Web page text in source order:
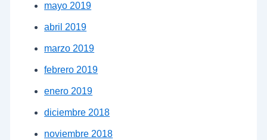
mayo 2019
abril 2019
marzo 2019
febrero 2019
enero 2019
diciembre 2018
noviembre 2018